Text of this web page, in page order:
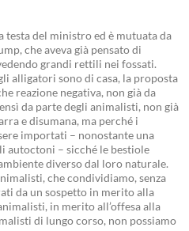
testa del ministro ed è mutuata da
che aveva già pensato di
grandi rettili nei fossati.
alligatori sono di casa, la proposta
reazione negativa, non già da
da parte degli animalisti, non già
e disumana, ma perché i
importati – nonostante una
autoctoni – sicché le bestiole
diverso dal loro naturale.
che condividiamo, senza
da un sospetto in merito alla
in merito all’offesa alla
di lungo corso, non possiamo